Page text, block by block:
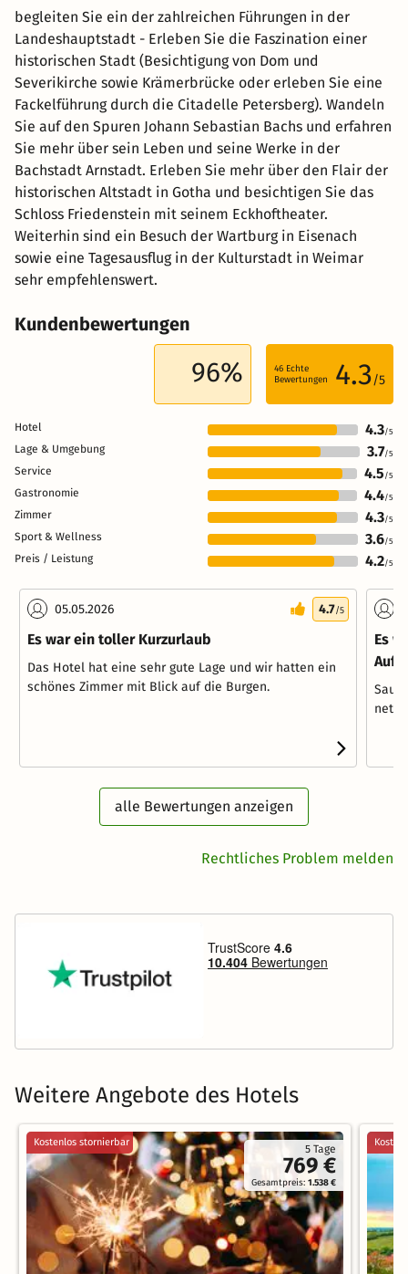
begleiten Sie ein der zahlreichen Führungen in der
Landeshauptstadt - Erleben Sie die Faszination einer
historischen Stadt (Besichtigung von Dom und
Severikirche sowie Krämerbrücke oder erleben Sie eine
Fackelführung durch die Citadelle Petersberg). Wandeln
Sie auf den Spuren Johann Sebastian Bachs und erfahren
Sie mehr über sein Leben und seine Werke in der
Bachstadt Arnstadt. Erleben Sie mehr über den Flair der
historischen Altstadt in Gotha und besichtigen Sie das
Schloss Friedenstein mit seinem Eckhoftheater.
Weiterhin sind ein Besuch der Wartburg in Eisenach
sowie eine Tagesausflug in der Kulturstadt in Weimar
sehr empfehlenswert.
Kundenbewertungen
96% 46 Echte
Bewertungen
4.3/5
Hotel 4.3/5
Lage & Umgebung 3.7/5
Service 4.5 /5
Gastronomie 4.4/5
Zimmer 4.3/5
Sport & Wellness 3.6/5
Preis / Leistung 4.2/5
05.05.2026 4.7/5
Es war ein toller Kurzurlaub
Das Hotel hat eine sehr gute Lage und wir hatten ein
schönes Zimmer mit Blick auf die Burgen.
Es
nett.
alle Bewertungen anzeigen
Rechtliches Problem melden
Weitere Angebote des Hotels
5 Tage
769 €
Gesamtpreis:1.538 €
Kostenlos stornierbar